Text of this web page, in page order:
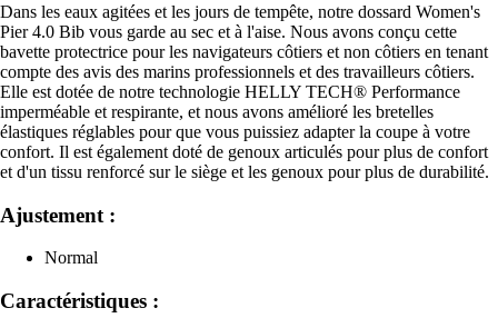
Dans les eaux agitées et les jours de tempête, notre dossard Women's
Pier 4.0 Bib vous garde au sec et à l'aise. Nous avons conçu cette
bavette protectrice pour les navigateurs côtiers et non côtiers en tenant
compte des avis des marins professionnels et des travailleurs côtiers.
Elle est dotée de notre technologie HELLY TECH® Performance
imperméable et respirante, et nous avons amélioré les bretelles
élastiques réglables pour que vous puissiez adapter la coupe à votre
confort. Il est également doté de genoux articulés pour plus de confort
et d'un tissu renforcé sur le siège et les genoux pour plus de durabilité.
Ajustement :
Normal
Caractéristiques :